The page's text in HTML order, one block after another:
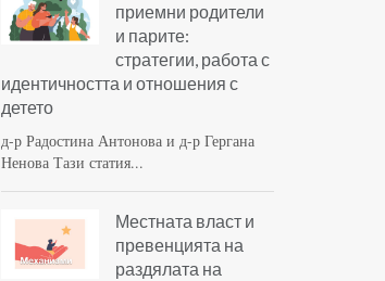
приемни родители
и парите:
стратегии, работа с
идентичността и отношения с
детето
д-р Радостина Антонова и д-р Гергана
Ненова Тази статия...
Местната власт и
превенцията на
раздялата на